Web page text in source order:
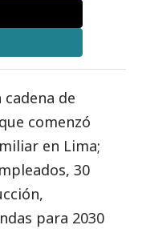
de
comenzó
en Lima;
30
para 2030